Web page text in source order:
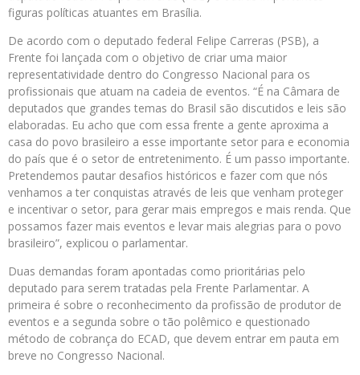
figuras políticas atuantes em Brasília.
De acordo com o deputado federal Felipe Carreras (PSB), a
Frente foi lançada com o objetivo de criar uma maior
representatividade dentro do Congresso Nacional para os
profissionais que atuam na cadeia de eventos. “É na Câmara de
deputados que grandes temas do Brasil são discutidos e leis são
elaboradas. Eu acho que com essa frente a gente aproxima a
casa do povo brasileiro a esse importante setor para e economia
do país que é o setor de entretenimento. É um passo importante.
Pretendemos pautar desafios históricos e fazer com que nós
venhamos a ter conquistas através de leis que venham proteger
e incentivar o setor, para gerar mais empregos e mais renda. Que
possamos fazer mais eventos e levar mais alegrias para o povo
brasileiro”, explicou o parlamentar.
Duas demandas foram apontadas como prioritárias pelo
deputado para serem tratadas pela Frente Parlamentar. A
primeira é sobre o reconhecimento da profissão de produtor de
eventos e a segunda sobre o tão polêmico e questionado
método de cobrança do ECAD, que devem entrar em pauta em
breve no Congresso Nacional.